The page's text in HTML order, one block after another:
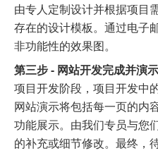
由专人定制设计并根据项目
存在的设计模板。通过电子
非功能性的效果图。
第三步 - 网站开发完成并演示
项目开发阶段，项目开发中
网站演示将包括每一页的内
功能展示。由我们专员与您
的补充或细节修改。最终，